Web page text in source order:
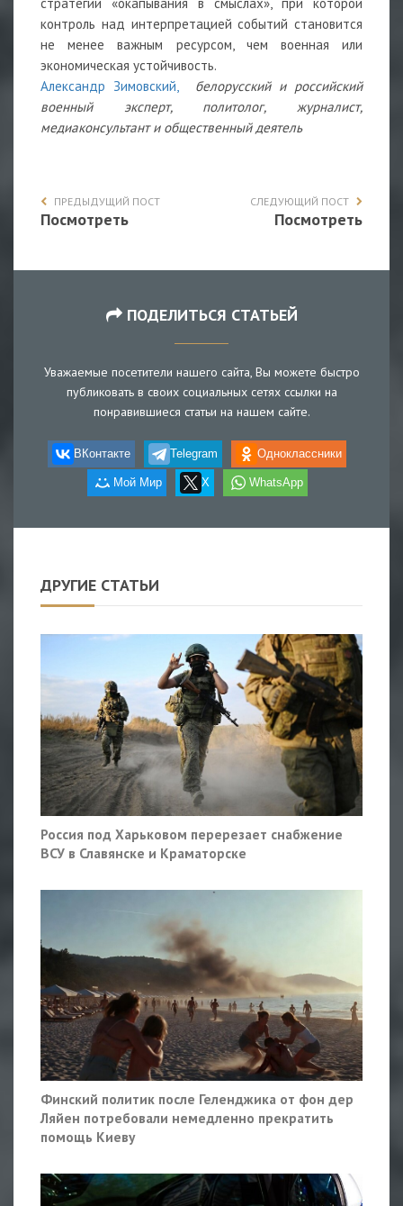
контроль над интерпретацией событий становится
не менее важным ресурсом, чем военная или
экономическая устойчивость.
Александр Зимовский,
белорусский и российский
военный эксперт, политолог, журналист,
медиаконсультант и общественный деятель
ПРЕДЫДУЩИЙ ПОСТ
Посмотреть
СЛЕДУЮЩИЙ ПОСТ
Посмотреть
ПОДЕЛИТЬСЯ СТАТЬЕЙ
Уважаемые посетители нашего сайта, Вы можете быстро
публиковать в своих социальных сетях ссылки на
понравившиеся статьи на нашем сайте.
ВКонтакте Telegram Одноклассники
Мой Мир X WhatsApp
ДРУГИЕ СТАТЬИ
Россия под Харьковом перерезает снабжение
ВСУ в Славянске и Краматорске
Финский политик после Геленджика от фон дер
Ляйен потребовали немедленно прекратить
помощь Киеву